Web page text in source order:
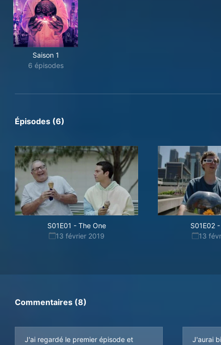
Saison 1
6 épisodes
Épisodes (6)
S01E01 - The One
13 février 2019
S01E02-
13
Commentaires (8)
J'ai regardé le premier épisode et
J'aurai